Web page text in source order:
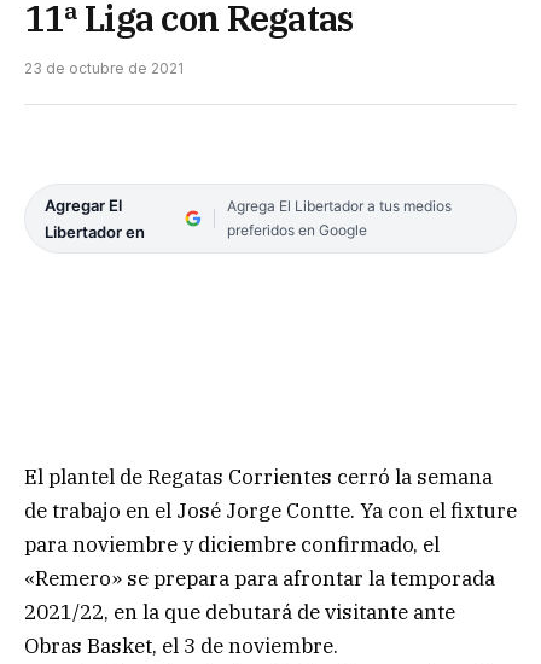
11ª Liga con Regatas
23 de octubre de 2021
Agregar El
Libertador en
Agrega El Libertador a tus medios
preferidos en Google
El plantel de Regatas Corrientes cerró la semana
de trabajo en el José Jorge Contte. Ya con el fixture
para noviembre y diciembre confirmado, el
«Remero» se prepara para afrontar la temporada
2021/22, en la que debutará de visitante ante
Obras Basket, el 3 de noviembre.